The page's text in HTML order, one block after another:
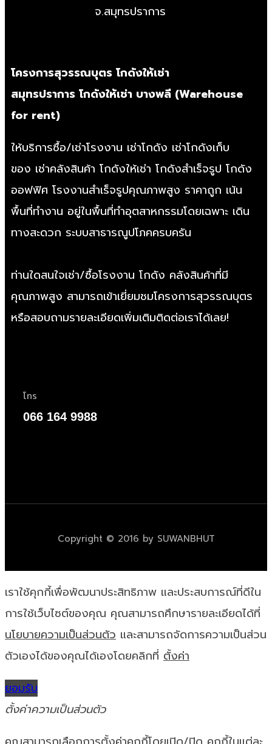
จ.สมุทรปราการ
โครงการสุวรรณบุตร โกดังให้เช่า
สมุทรปราการ โกดังให้เช่า บางพลี (Warehouse
for rent)
ให้บริการซื้อ/เช่าโรงงาน เช่าโกดัง เช่าโกดังเก็บ
ของ เช่าคลังสินค้า โกดังให้เช่า โกดังสำเร็จรูป โกดัง
ออฟฟิศ โรงงานสำเร็จรูปคุณภาพสูง ราคาถูก เน้น
พื้นที่ทำงาน อยู่ในพื้นที่ทำอุตสาหกรรมโดยเฉพาะ เดิน
ทางสะดวก ระบบสาธารณูปโภคครบครัน
ท่านใดสนใจเช่า/ซื้อโรงงาน โกดัง คลังสินค้าที่มี
คุณภาพสูง สามารถเข้าเยี่ยมชมโครงการสุวรรณบุตร
หรือสอบถามรายละเอียดเพิ่มเติมติดต่อเราได้เลย!
โทร
066 164 9988
Copyright © 2016 by SUWANBHUT
เราใช้คุกกี้เพื่อพัฒนาประสิทธิภาพ และประสบการณ์ที่ดีใน
การใช้เว็บไซต์ของคุณ คุณสามารถศึกษารายละเอียดได้ที่
นโยบายความเป็นส่วนตัว และสามารถจัดการความเป็นส่วน
ตัวเองได้ของคุณได้เองโดยคลิกที่ ตั้งค่า
ยอมรับ
ตั้งค่าความเป็นส่วนตัว